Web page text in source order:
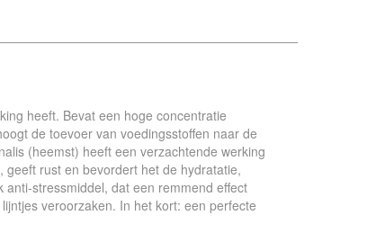
heeft. Bevat een hoge concentratie
de toevoer van voedingsstoffen naar de
(heemst) heeft een verzachtende werking
rust en bevordert het de hydratatie,
stressmiddel, dat een remmend effect
veroorzaken. In het kort: een perfecte